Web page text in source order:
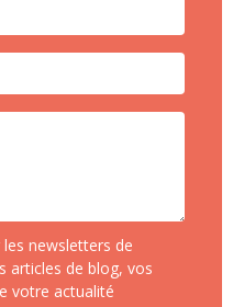
newsletters de
articles de blog, vos
votre actualité